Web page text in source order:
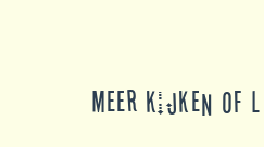
Meer kijken of